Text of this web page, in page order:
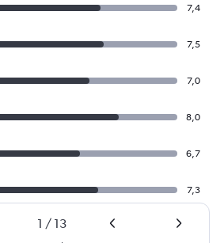
7,4
7,5
7,0
8,0
6,7
7,3
1 / 13